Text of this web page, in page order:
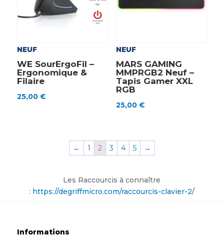
NEUF
WE SourErgoFil –
Ergonomique &
Filaire
25,00 €
NEUF
MARS GAMING
MMPRGB2 Neuf –
Tapis Gamer XXL
RGB
25,00 €
← 1 2 3 4 5 →
Les Raccourcis à connaître
: https://degriffmicro.com/raccourcis-clavier-2/
Informations